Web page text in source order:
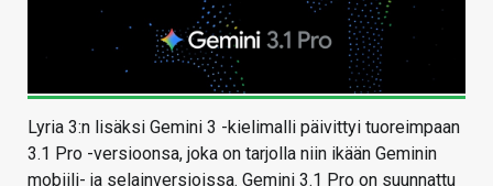
Lyria 3:n lisäksi Gemini 3 -kielimalli päivittyi tuoreimpaan
3.1 Pro -versioonsa, joka on tarjolla niin ikään Geminin
mobiili- ja selainversioissa. Gemini 3.1 Pro on suunnattu